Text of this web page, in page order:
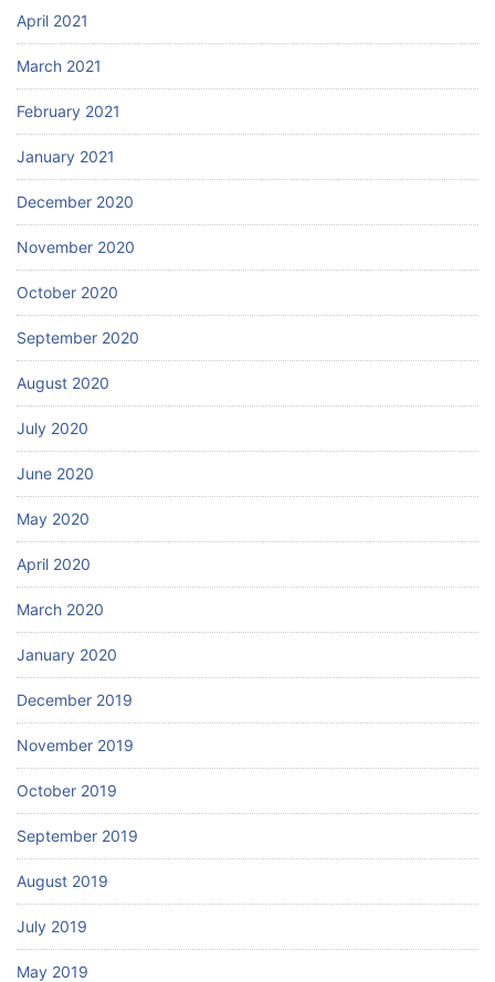
April 2021
March 2021
February 2021
January 2021
December 2020
November 2020
October 2020
September 2020
August 2020
July 2020
June 2020
May 2020
April 2020
March 2020
January 2020
December 2019
November 2019
October 2019
September 2019
August 2019
July 2019
May 2019